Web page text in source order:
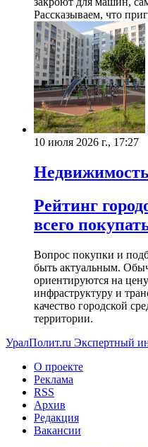
Рассказываем, что
10 июля 2026 г., 17:27
Недвижимость
Рейтинг
всего
Вопрос покупки и
быть актуальным.
ориентируются на
инфраструктуру и
качество городской
территории.
УралПолит.ru Экспертный
О проекте
Реклама
RSS
Архив
Редакция
Вакансии